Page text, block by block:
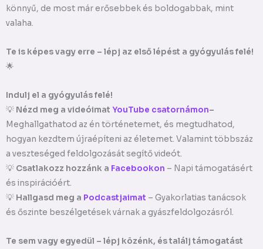
könnyű, de most már erősebbek és boldogabbak, mint
valaha.
Te is képes vagy erre – lépj az első lépést a gyógyulás felé!
🌟
Indulj el a gyógyulás felé!
💡 Nézd meg a videóimat YouTube csatornámon–
Meghallgathatod az én történetemet, és megtudhatod,
hogyan kezdtem újraépíteni az életemet. Valamint többszáz
a veszteséged feldolgozását segítő videót.
💡 Csatlakozz hozzánk a Facebookon – Napi támogatásért
és inspirációért.
💡 Hallgasd meg a Podcastjaimat – Gyakorlatias tanácsok
és őszinte beszélgetések várnak a gyászfeldolgozásról.
Te sem vagy egyedül – lépj közénk, és találj támogatást